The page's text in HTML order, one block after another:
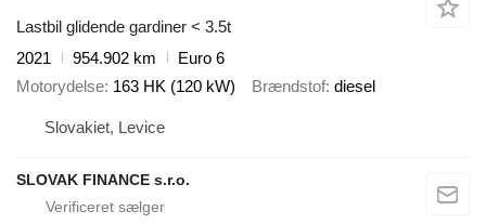
Lastbil glidende gardiner < 3.5t
2021
954.902 km
Euro 6
Motorydelse 163 HK (120 kW) Brændstof diesel
Slovakiet, Levice
SLOVAK FINANCE s.r.o.